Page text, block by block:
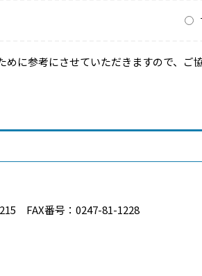
に参考にさせていただきますので、ご
FAX番号：0247-81-1228